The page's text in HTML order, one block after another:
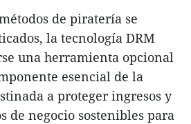
de piratería se
la tecnología DRM
una herramienta opcional
esencial de la
a proteger ingresos y
de negocio sostenibles para